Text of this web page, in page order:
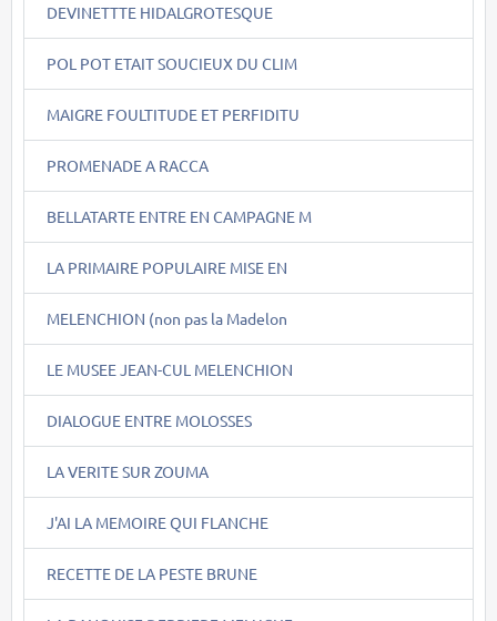
DEVINETTTE HIDALGROTESQUE
POL POT ETAIT SOUCIEUX DU CLIM
MAIGRE FOULTITUDE ET PERFIDITU
PROMENADE A RACCA
BELLATARTE ENTRE EN CAMPAGNE M
LA PRIMAIRE POPULAIRE MISE EN
MELENCHION (non pas la Madelon
LE MUSEE JEAN-CUL MELENCHION
DIALOGUE ENTRE MOLOSSES
LA VERITE SUR ZOUMA
J'AI LA MEMOIRE QUI FLANCHE
RECETTE DE LA PESTE BRUNE